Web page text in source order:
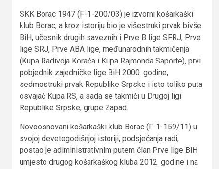
SKK Borac 1947 (F-1-200/03) je izvorni košarkaški
klub Borac, a kroz istoriju bio je višestruki prvak bivše
BiH, učesnik drugih saveznih i Prve B lige SFRJ, Prve
lige SRJ, Prve ABA lige, međunarodnih takmičenja
(Kupa Radivoja Koraća i Kupa Rajmonda Saporte), prvi
pobjednik zajedničke lige BiH 2000. godine,
sedmostruki prvak Republike Srpske i isto toliko puta
osvajač Kupa RS, a sada se takmiči u Drugoj ligi
Republike Srpske, grupe Zapad.
Novoosnovani košarkaški klub Borac (F-1-159/11) u
svojoj devetogodišnjoj istoriji, podsjećanja radi,
postao je adiministrativnim putem član Prve lige BiH
umjesto drugog košarkaškog kluba 2012. godine i na